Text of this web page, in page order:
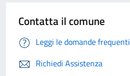
Contatta il comune
Leggi le domande frequenti
Richiedi Assistenza